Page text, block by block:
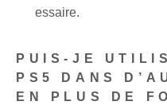
essaire.
PUIS-JE
PS5 DANS
EN PLUS DE